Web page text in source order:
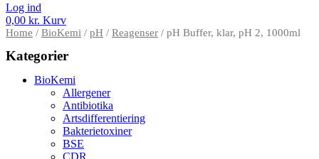
Log ind
0,00 kr. Kurv
Home / BioKemi / pH / Reagenser / pH Buffer, klar, pH 2, 1000ml
Kategorier
BioKemi
Allergener
Antibiotika
Artsdifferentiering
Bakterietoxiner
BSE
CDR